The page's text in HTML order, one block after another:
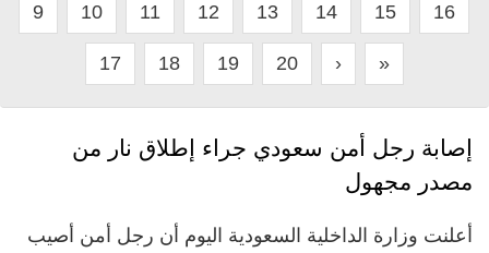
9 10 11 12 13 14 15 16
17 18 19 20 › »
إصابة رجل أمن سعودي جراء إطلاق نار من
مصدر مجهول
أعلنت وزارة الداخلية السعودية اليوم أن رجل أمن أصيب